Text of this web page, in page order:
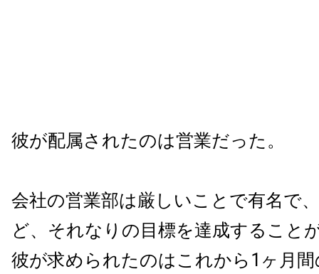
彼が配属されたのは営業だった。
会社の営業部は厳しいことで有名で
ど、それなりの目標を達成すること
彼が求められたのはこれから1ヶ月